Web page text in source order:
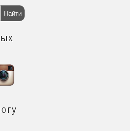
Найти